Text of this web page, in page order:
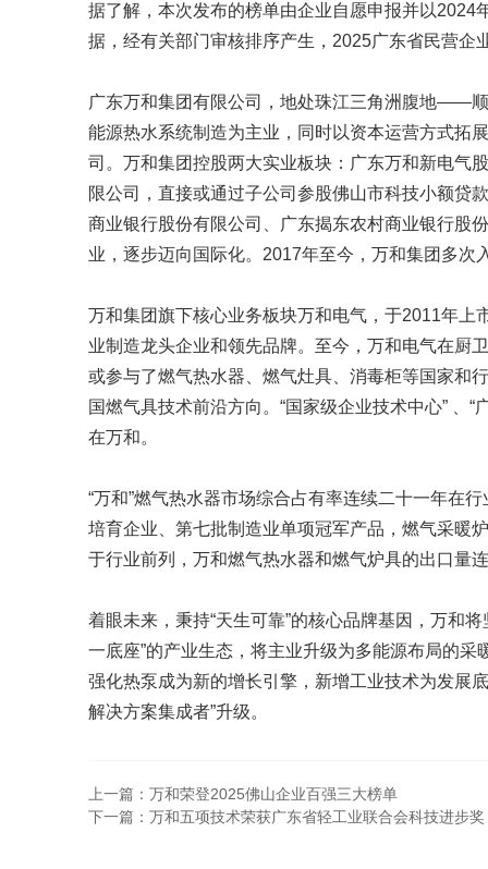
据了解，本次发布的榜单由企业自愿申报并以2024
据，经有关部门审核排序产生，2025广东省民营企
广东万和集团有限公司，地处珠江三角洲腹地——
能源热水系统制造为主业，同时以资本运营方式拓
司。万和集团控股两大实业板块：广东万和新电气
限公司，直接或通过子公司参股佛山市科技小额贷
商业银行股份有限公司、广东揭东农村商业银行股
业，逐步迈向国际化。2017年至今，万和集团多次
万和集团旗下核心业务板块万和电气，于2011年上
业制造龙头企业和领先品牌。至今，万和电气在厨
或参与了燃气热水器、燃气灶具、消毒柜等国家和
国燃气具技术前沿方向。“国家级企业技术中心” 、
在万和。
“万和”燃气热水器市场综合占有率连续二十一年在
培育企业、第七批制造业单项冠军产品，燃气采暖
于行业前列，万和燃气热水器和燃气炉具的出口量
着眼未来，秉持“天生可靠”的核心品牌基因，万和
一底座”的产业生态，将主业升级为多能源布局的
强化热泵成为新的增长引擎，新增工业技术为发展
解决方案集成者”升级。
上一篇：万和荣登2025佛山企业百强三大榜单
下一篇：万和五项技术荣获广东省轻工业联合会科技进步奖